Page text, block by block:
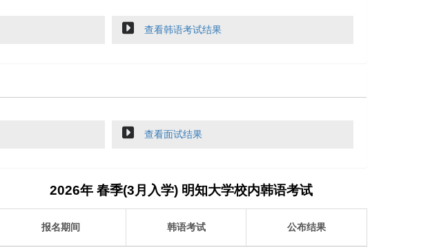
查看韩语考试结果
查看面试结果
2026年 春季(3月入学) 明知大学校内韩语考试
报名期间 韩语考试 公布结果